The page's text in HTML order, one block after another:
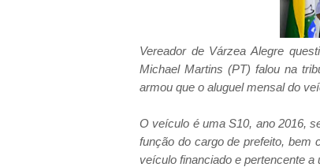
Vereador de Várzea Alegre
Michael Martins (PT) falou na
armou que o aluguel mensal do
O veículo é uma S10, ano 2016,
função do cargo de prefeito, bem
veículo financiado e pertencente a